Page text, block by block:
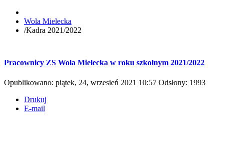
Wola Mielecka
/Kadra 2021/2022
Pracownicy ZS Wola Mielecka w roku szkolnym 2021/2022
Opublikowano: piątek, 24, wrzesień 2021 10:57 Odsłony: 1993
Drukuj
E-mail